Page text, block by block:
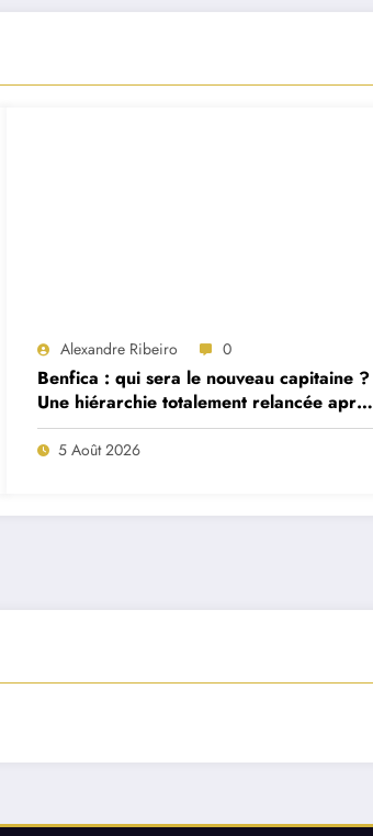
Alexandre Ribeiro 0
Benfica : qui sera le nouveau capitaine ?
Une hiérarchie totalement relancée après
deux départs majeurs
5 Août 2026